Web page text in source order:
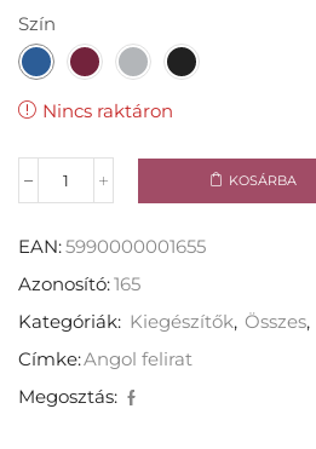
Szín
Nincs raktáron
KOSÁRBA
EAN:5990000001655
Azonosító:165
Kategóriák: Kiegészítők, Összes,
Címke:Angol felirat
Megosztás: